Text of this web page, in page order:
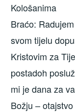
Kološanima
Braćo:
svom tijelu
Kristovim za
postadoh
mi je dana za
Božju –